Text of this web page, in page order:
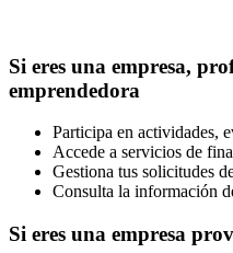
Si eres una empresa,
emprendedora
Participa en actividades,
Accede a servicios de
Gestiona tus solicitudes
Consulta la información
Si eres una empresa